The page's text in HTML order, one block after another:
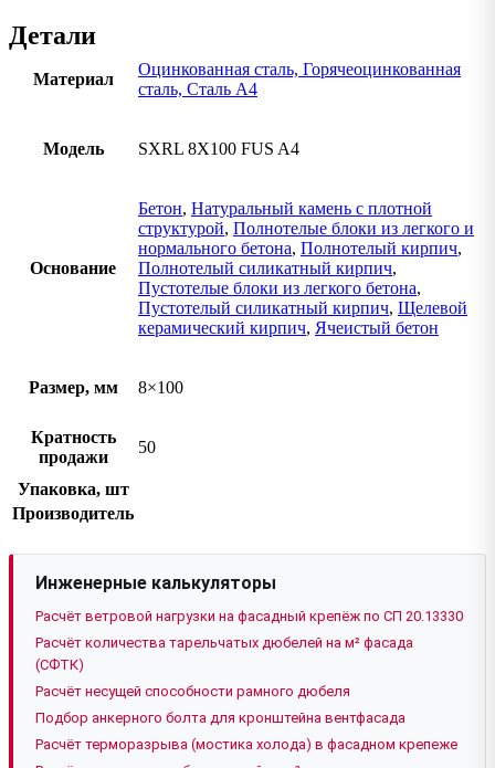
Детали
Материал
Оцинкованная сталь, Горячеоцинкованная
сталь, Сталь А4
Модель SXRL 8X100 FUS A4
Основание
Бетон, Натуральный камень с плотной
структурой, Полнотелые блоки из легкого и
нормального бетона, Полнотелый кирпич,
Полнотелый силикатный кирпич,
Пустотелые блоки из легкого бетона,
Пустотелый силикатный кирпич, Щелевой
керамический кирпич, Ячеистый бетон
Размер, мм 8×100
Кратность
продажи
50
Упаковка, шт
Производитель
Инженерные калькуляторы
Расчёт ветровой нагрузки на фасадный крепёж по СП 20.13330
Расчёт количества тарельчатых дюбелей на м² фасада
(СФТК)
Расчёт несущей способности рамного дюбеля
Подбор анкерного болта для кронштейна вентфасада
Расчёт терморазрыва (мостика холода) в фасадном крепеже